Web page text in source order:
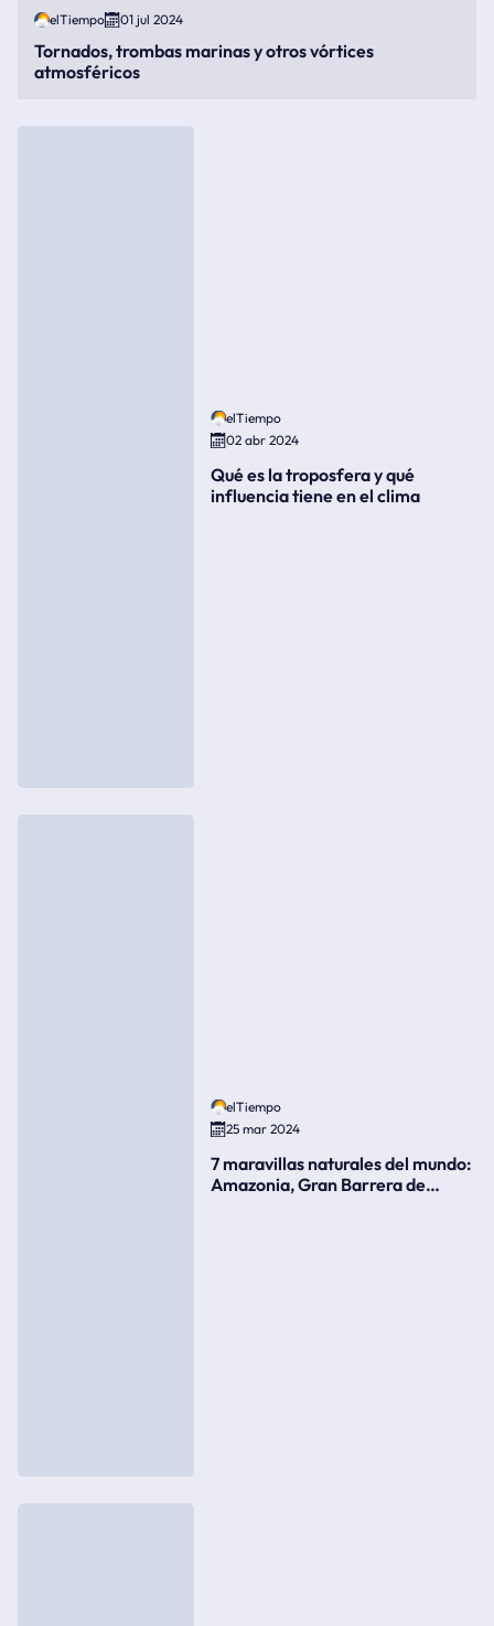
elTiempo 01 jul 2024
Tornados, trombas marinas y otros vórtices
atmosféricos
elTiempo
02 abr 2024
Qué es la troposfera y qué
influencia tiene en el clima
elTiempo
25 mar 2024
7 maravillas naturales del mundo:
Amazonia, Gran Barrera de